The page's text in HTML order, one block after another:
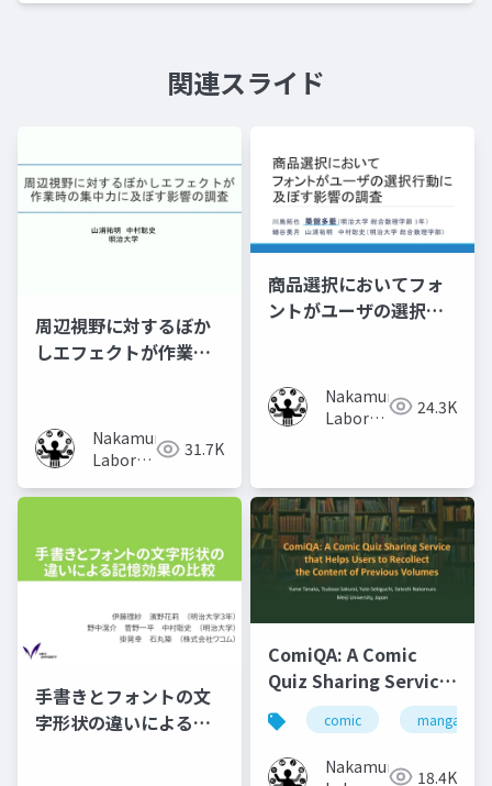
関連スライド
周辺視野に対するぼか
しエフェクトが作業時
Nakamura
Laboratory
University)
31.7K
商品選択においてフォ
ントがユーザの選択行
Nakamura
Laboratory 24.3K
手書きとフォントの文
字形状の違いによる記
ComiQA: A Comic
Quiz Sharing Service
that Helps Users to
Recollect the
Content of Previous
comic manga
Nakamura
18.4K